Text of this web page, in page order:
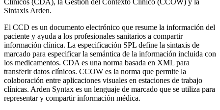
Clínicos (CDA), la Gestión del Contexto Clínico (CCOW) y la
Sintaxis Arden.
El CCD es un documento electrónico que resume la información del
paciente y ayuda a los profesionales sanitarios a compartir
información clínica. La especificación SPL define la sintaxis de
marcado para especificar la semántica de la información incluida con
los medicamentos. CDA es una norma basada en XML para
transferir datos clínicos. CCOW es la norma que permite la
colaboración entre aplicaciones visuales en estaciones de trabajo
clínicas. Arden Syntax es un lenguaje de marcado que se utiliza para
representar y compartir información médica.